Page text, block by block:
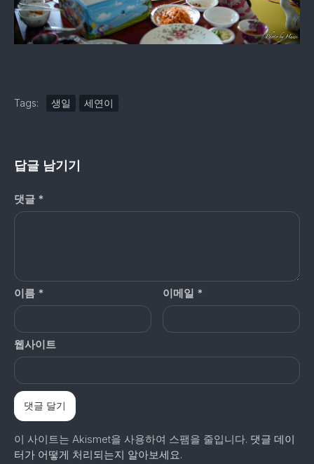
Tags: 생일 세연이
답글 남기기
댓글 *
이름 * 이메일 *
웹사이트
이 사이트는 Akismet을 사용하여 스팸을 줄입니다. 댓글 데이
터가 어떻게 처리되는지 알아보세요.